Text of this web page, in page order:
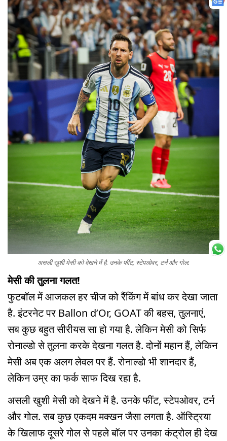
असली खुशी मेसी को देखने में है. उनके फींट, स्टेपओवर, टर्न और गोल.
मेसी की तुलना गलत!
फुटबॉल में आजकल हर चीज को रैंकिंग में बांध कर देखा जाता
है. इंटरनेट पर Ballon d’Or, GOAT की बहस, तुलनाएं,
सब कुछ बहुत सीरीयस सा हो गया है. लेकिन मेसी को सिर्फ
रोनाल्डो से तुलना करके देखना गलत है. दोनों महान हैं, लेकिन
मेसी अब एक अलग लेवल पर हैं. रोनाल्डो भी शानदार हैं,
लेकिन उम्र का फर्क साफ दिख रहा है.
असली खुशी मेसी को देखने में है. उनके फींट, स्टेपओवर, टर्न
और गोल. सब कुछ एकदम मक्खन जैसा लगता है. ऑस्ट्रिया
के खिलाफ दूसरे गोल से पहले बॉल पर उनका कंट्रोल ही देख